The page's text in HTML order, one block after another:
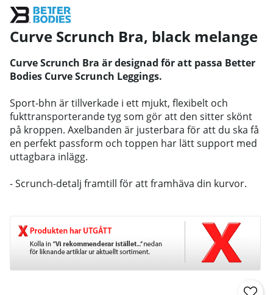
Curve Scrunch Bra, black melange
Curve Scrunch Bra är designad för att passa Better
Bodies Curve Scrunch Leggings.
Sport-bhn är tillverkade i ett mjukt, flexibelt och
fukttransporterande tyg som gör att den sitter skönt
på kroppen. Axelbanden är justerbara för att du ska få
en perfekt passform och toppen har lätt support med
uttagbara inlägg.
- Scrunch-detalj framtill för att framhäva din kurvor.